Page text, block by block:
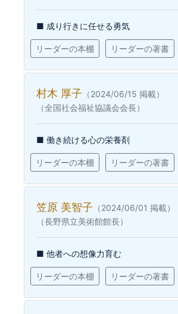
■ 成り行きに任せる勇気
リーダーの本棚 リーダーの著書
村木 厚子 （2024/06/15 掲載）
（全国社会福祉協議会会長）
■ 働き続ける心の栄養剤
リーダーの本棚 リーダーの著書
笠原 美智子 （2024/06/01 掲載）
（長野県立美術館館長）
■ 他者への想像力育む
リーダーの本棚 リーダーの著書